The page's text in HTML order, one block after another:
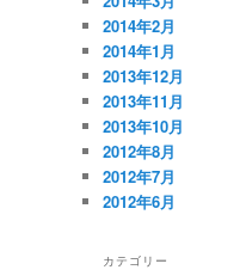
2014年2月
2014年1月
2013年12月
2013年11月
2013年10月
2012年8月
2012年7月
2012年6月
カテゴリー